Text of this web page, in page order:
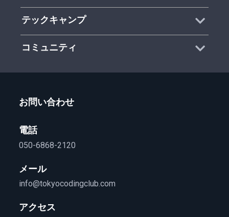
テックキャンプ
コミュニティ
お問い合わせ
電話
050-6868-2120
メール
info@tokyocodingclub.com
アクセス